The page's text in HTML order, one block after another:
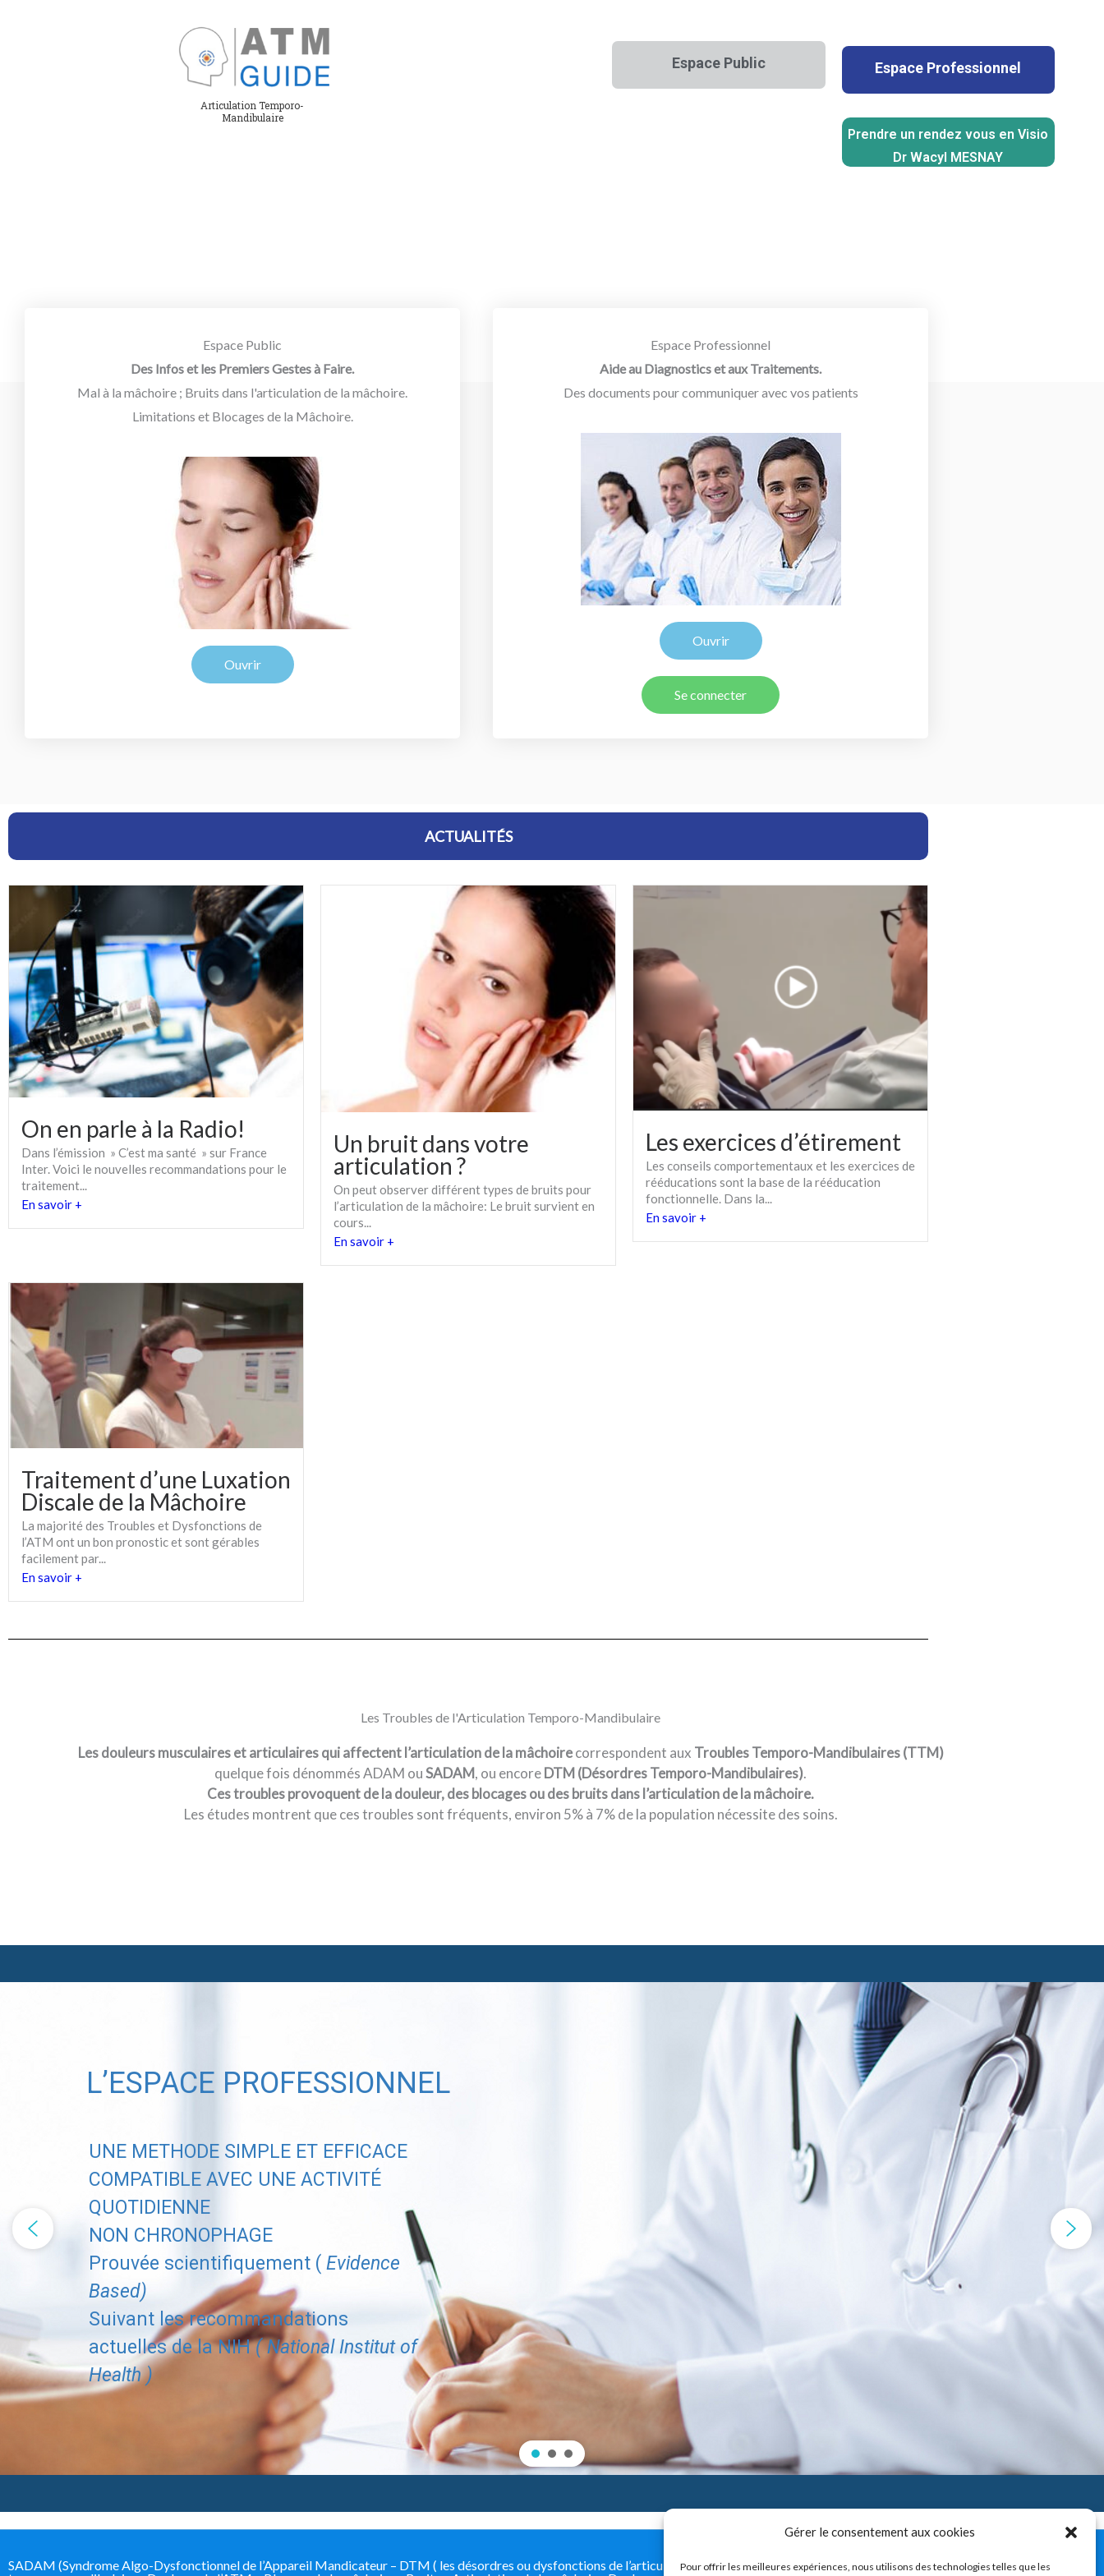
Gérer le consentement aux cookies
Pour offrir les meilleures expériences, nous utilisons des technologies telles que les
Articulation Temporo-
Mandibulaire
Espace Public Espace Professionnel
Prendre un rendez vous en Visio
Dr Wacyl MESNAY
Espace Public
Des Infos et les Premiers Gestes à Faire.
Mal à la mâchoire ; Bruits dans l'articulation de la mâchoire.
Limitations et Blocages de la Mâchoire.
Ouvrir
Espace Professionnel
Aide au Diagnostics et aux Traitements.
Des documents pour communiquer avec vos patients
Ouvrir
Se connecter
ACTUALITÉS
On en parle à la Radio!
Dans l’émission » C’est ma santé » sur France
Inter. Voici le nouvelles recommandations pour le
traitement...
En savoir +
Un bruit dans votre
articulation ?
On peut observer différent types de bruits pour
l’articulation de la mâchoire: Le bruit survient en
cours...
En savoir +
Les exercices d’étirement
Les conseils comportementaux et les exercices de
rééducations sont la base de la rééducation
fonctionnelle. Dans la...
En savoir +
Traitement d’une Luxation
Discale de la Mâchoire
La majorité des Troubles et Dysfonctions de
l’ATM ont un bon pronostic et sont gérables
facilement par...
En savoir +
Les Troubles de l'Articulation Temporo-Mandibulaire
Les douleurs musculaires et articulaires qui affectent l’articulation de la mâchoirecorrespondent aux Troubles Temporo-Mandibulaires (TTM)
quelque fois dénommés ADAM ouSADAM, ou encoreDTM (Désordres Temporo-Mandibulaires).
Ces troubles provoquent de la douleur, des blocages ou des bruits dans l’articulation de la mâchoire.
Les études montrent que ces troubles sont fréquents, environ 5% à 7% de la population nécessite des soins.
L’ESPACE PROFESSIONNEL
UNE METHODE SIMPLE ET EFFICACE
COMPATIBLE AVEC UNE ACTIVITÉ
QUOTIDIENNE
NON CHRONOPHAGE
Prouvée scientifiquement ( Evidence
Based)
Suivant les recommandations
actuelles de la NIH( National Institut of
Health )
SADAM (Syndrome Algo-Dysfonctionnel de l’Appareil Mandicateur – DTM ( les désordres ou dysfonctions de l’articulation temporo-mandibulaire) – Troubles